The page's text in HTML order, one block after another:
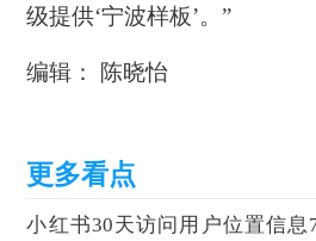
级提供‘宁波样板’。”
编辑： 陈晓怡
小红书30天访问用户位置信息